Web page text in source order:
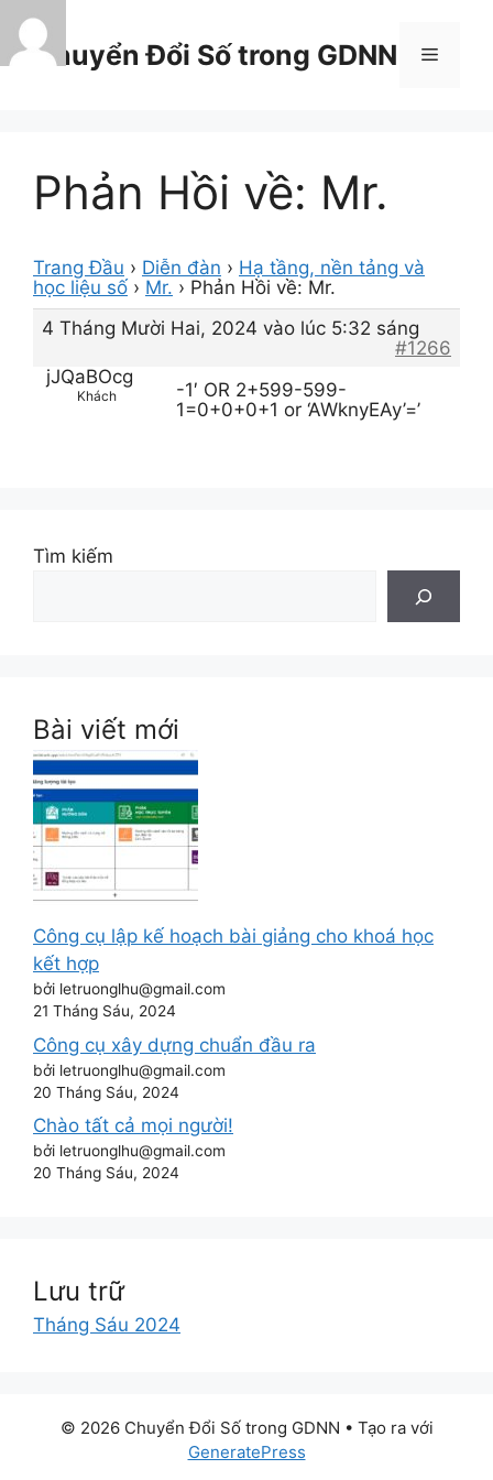
Chuyển
đến
nội
Chuyển Đổi Số trong GDNN Menu
Phản Hồi về: Mr.
Trang Đầu › Diễn đàn › Hạ tầng, nền tảng và
học liệu số › Mr. › Phản Hồi về: Mr.
4 Tháng Mười Hai, 2024 vào lúc 5:32 sáng
#1266
jJQaBOcg
Khách
-1′ OR 2+599-599-
1=0+0+0+1 or ‘AWknyEAy’=’
Tìm kiếm
Bài viết mới
Công cụ lập kế hoạch bài giảng cho khoá học
kết hợp
bởi letruonglhu@gmail.com
21 Tháng Sáu, 2024
Công cụ xây dựng chuẩn đầu ra
bởi letruonglhu@gmail.com
20 Tháng Sáu, 2024
Chào tất cả mọi người!
bởi letruonglhu@gmail.com
20 Tháng Sáu, 2024
Lưu trữ
Tháng Sáu 2024
© 2026 Chuyển Đổi Số trong GDNN • Tạo ra với
GeneratePress